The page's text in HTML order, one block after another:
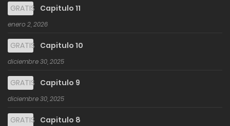
GRATIS Capitulo 11
enero 2, 2026
GRATIS Capitulo 10
diciembre 30, 2025
GRATIS Capitulo 9
diciembre 30, 2025
GRATIS Capitulo 8